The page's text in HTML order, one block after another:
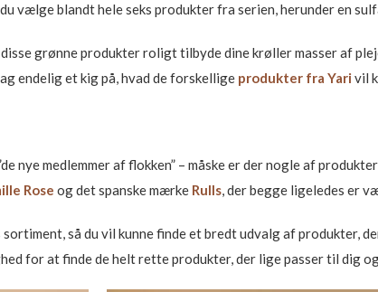
vælge blandt hele seks produkter fra serien, herunder en
grønne produkter roligt tilbyde dine krøller masser af
endelig et kig på, hvad de forskellige produkter fra Yari vil
nye medlemmer af flokken” – måske er der nogle af
Rose og det spanske mærke Rulls, der begge ligeledes er
så du vil kunne finde et bredt udvalg af produkter,
for at finde de helt rette produkter, der lige passer til dig